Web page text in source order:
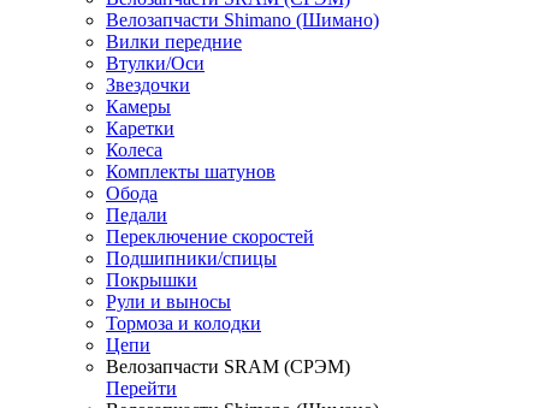
Велозапчасти Shimano (Шимано)
Вилки передние
Втулки/Оси
Звездочки
Камеры
Каретки
Колеса
Комплекты шатунов
Обода
Педали
Переключение скоростей
Подшипники/спицы
Покрышки
Рули и выносы
Тормоза и колодки
Цепи
Велозапчасти SRAM (СРЭМ)
Перейти